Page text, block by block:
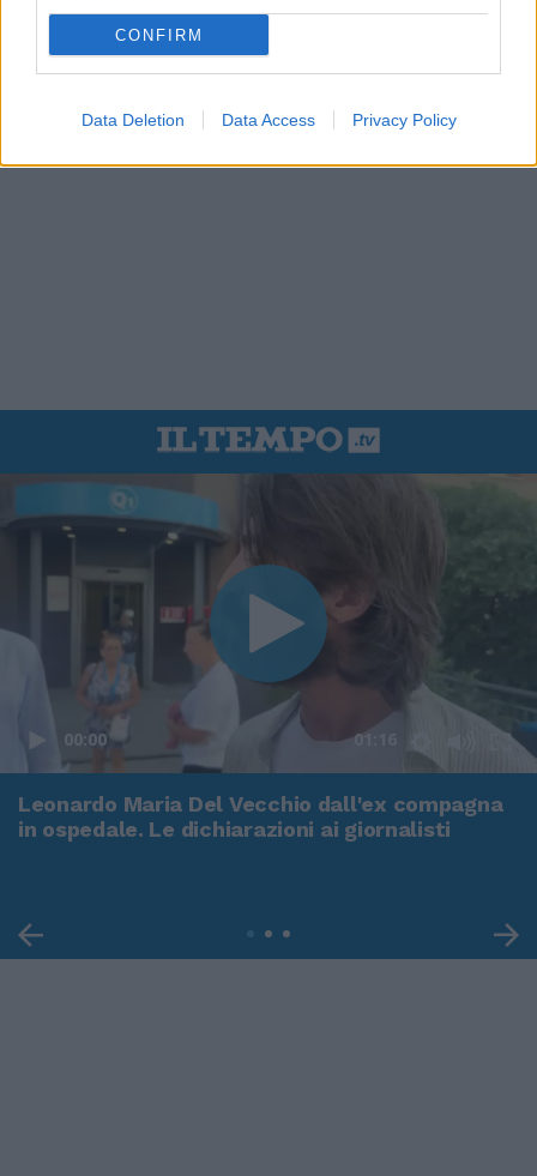
CONFIRM
Data Deletion Data Access Privacy Policy
00:00 01:16
Leonardo Maria Del Vecchio dall'ex compagna
in ospedale. Le dichiarazioni ai giornalisti